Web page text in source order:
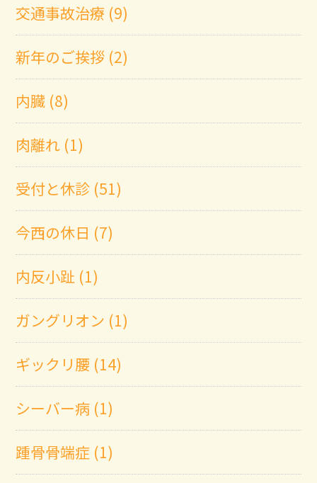
交通事故治療 (9)
新年のご挨拶 (2)
内臓 (8)
肉離れ (1)
受付と休診 (51)
今西の休日 (7)
内反小趾 (1)
ガングリオン (1)
ギックリ腰 (14)
シーバー病 (1)
踵骨骨端症 (1)